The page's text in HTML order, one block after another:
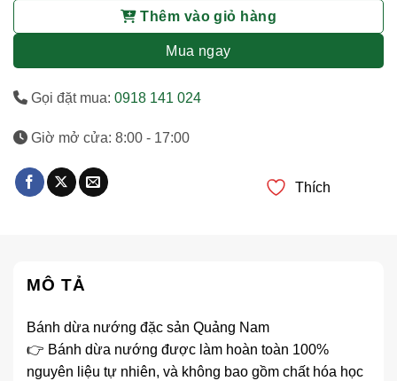
Thêm vào giỏ hàng
Mua ngay
Gọi đặt mua: 0918 141 024
Giờ mở cửa: 8:00 - 17:00
Thích
MÔ TẢ
Bánh dừa nướng đặc sản Quảng Nam
👉 Bánh dừa nướng được làm hoàn toàn 100%
nguyên liệu tự nhiên, và không bao gồm chất hóa học